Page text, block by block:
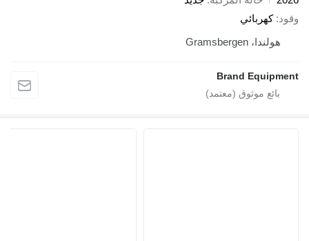
كهربائي
هولندا، Gramsbergen
Brand